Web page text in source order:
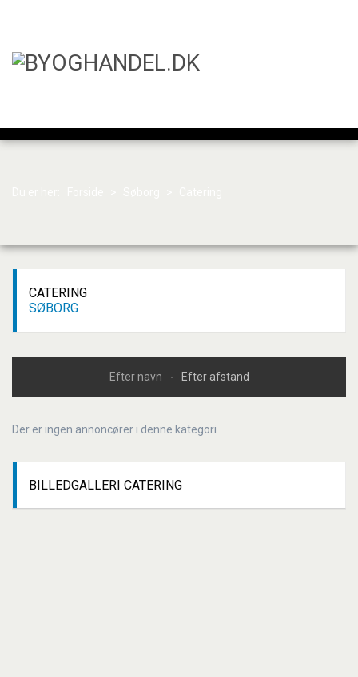
CATERING
SØBORG
Efter navn Efter afstand
Der er ingen annoncører i denne kategori
BILLEDGALLERI CATERING